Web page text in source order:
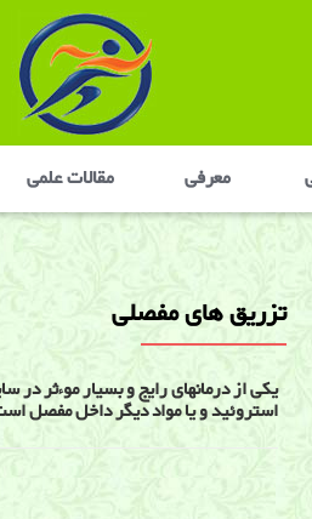
معرفی مقالات علمی
تزریق های مفصلی
یکی از درمانهای رایج و بسیار موءثر
استروئید و یا مواد دیگر داخل مفصل